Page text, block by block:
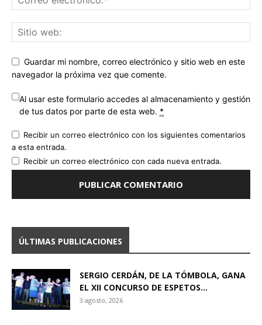
Guardar mi nombre, correo electrónico y sitio web en este
navegador la próxima vez que comente.
Al usar este formulario accedes al almacenamiento y gestión
de tus datos por parte de esta web. *
Recibir un correo electrónico con los siguientes comentarios
a esta entrada.
Recibir un correo electrónico con cada nueva entrada.
ÚLTIMAS PUBLICACIONES
SERGIO CERDÁN, DE LA TÓMBOLA, GANA
EL XII CONCURSO DE ESPETOS...
3 agosto, 2026